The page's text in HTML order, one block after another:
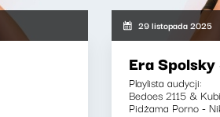
29 listopada 2025
Era
Playlista audycji:
Bedoes 2115 &
Pidżama Porno -